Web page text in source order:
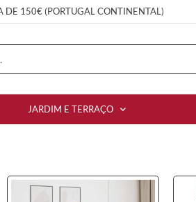
DE 150€ (PORTUGAL CONTINENTAL)
JARDIM E TERRAÇO